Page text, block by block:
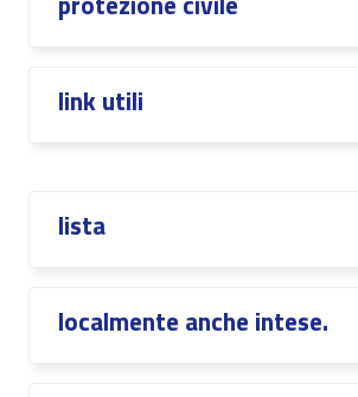
link utili
lista
localmente anche intese.